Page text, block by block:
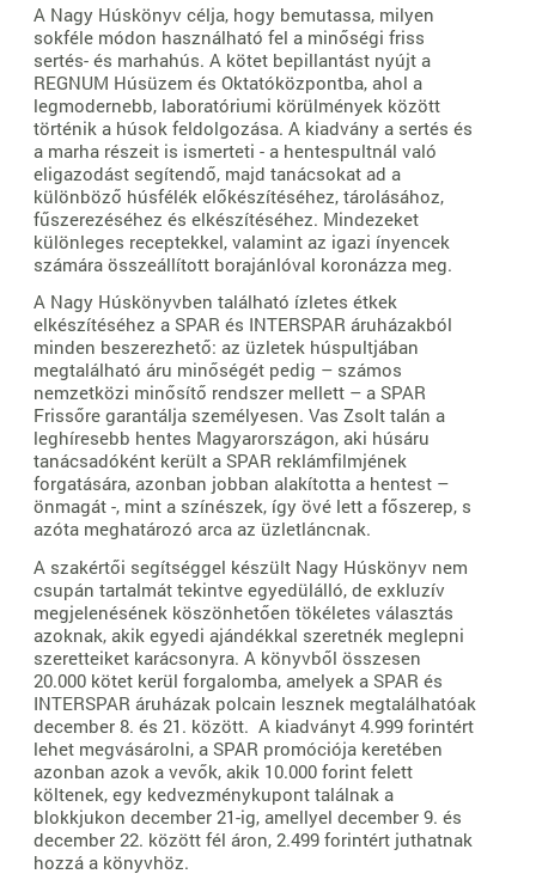
A Nagy Húskönyv célja, hogy bemutassa, milyen
sokféle módon használható fel a minőségi friss
sertés- és marhahús. A kötet bepillantást nyújt a
REGNUM Húsüzem és Oktatóközpontba, ahol a
legmodernebb, laboratóriumi körülmények között
történik a húsok feldolgozása. A kiadvány a sertés és
a marha részeit is ismerteti - a hentespultnál való
eligazodást segítendő, majd tanácsokat ad a
különböző húsfélék előkészítéséhez, tárolásához,
fűszerezéséhez és elkészítéséhez. Mindezeket
különleges receptekkel, valamint az igazi ínyencek
számára összeállított borajánlóval koronázza meg.
A Nagy Húskönyvben található ízletes étkek
elkészítéséhez a SPAR és INTERSPAR áruházakból
minden beszerezhető: az üzletek húspultjában
megtalálható áru minőségét pedig – számos
nemzetközi minősítő rendszer mellett – a SPAR
Frissőre garantálja személyesen. Vas Zsolt talán a
leghíresebb hentes Magyarországon, aki húsáru
tanácsadóként került a SPAR reklámfilmjének
forgatására, azonban jobban alakította a hentest –
önmagát -, mint a színészek, így övé lett a főszerep, s
azóta meghatározó arca az üzletláncnak.
A szakértői segítséggel készült Nagy Húskönyv nem
csupán tartalmát tekintve egyedülálló, de exkluzív
megjelenésének köszönhetően tökéletes választás
azoknak, akik egyedi ajándékkal szeretnék meglepni
szeretteiket karácsonyra. A könyvből összesen
20.000 kötet kerül forgalomba, amelyek a SPAR és
INTERSPAR áruházak polcain lesznek megtalálhatóak
december 8. és 21. között. A kiadványt 4.999 forintért
lehet megvásárolni, a SPAR promóciója keretében
azonban azok a vevők, akik 10.000 forint felett
költenek, egy kedvezménykupont találnak a
blokkjukon december 21-ig, amellyel december 9. és
december 22. között fél áron, 2.499 forintért juthatnak
hozzá a könyvhöz.